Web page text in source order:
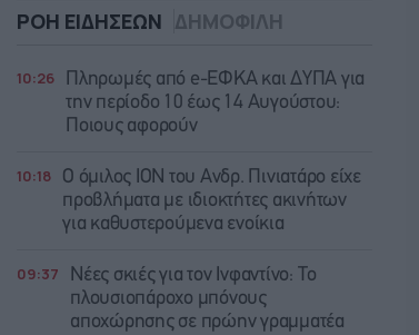
ΡΟΗ ΕΙΔΗΣΕΩΝ ΔΗΜΟΦΙΛΗ
10:26
Πληρωμές από e-ΕΦΚΑ και ΔΥΠΑ για
την περίοδο 10 έως 14 Αυγούστου:
Ποιους αφορούν
10:18
Ο όμιλος ΙΟΝ του Ανδρ. Πινιατάρο είχε
προβλήματα με ιδιοκτήτες ακινήτων
για καθυστερούμενα ενοίκια
09:37
Νέες σκιές για τον Ινφαντίνο: Το
πλουσιοπάροχο μπόνους
αποχώρησης σε πρώην γραμματέα